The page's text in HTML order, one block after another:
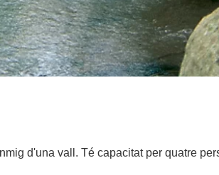
d'una vall. Té capacitat per quatre